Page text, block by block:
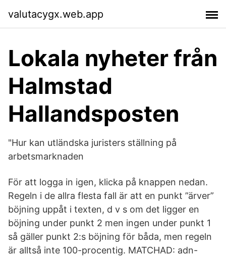
valutacygx.web.app
Lokala nyheter från
Halmstad
Hallandsposten
"Hur kan utländska juristers ställning på
arbetsmarknaden
För att logga in igen, klicka på knappen nedan.
Regeln i de allra flesta fall är att en punkt ”ärver”
böjning uppåt i texten, d v s om det ligger en
böjning under punkt 2 men ingen under punkt 1
så gäller punkt 2:s böjning för båda, men regeln
är alltså inte 100-procentig. MATCHAD: adn-